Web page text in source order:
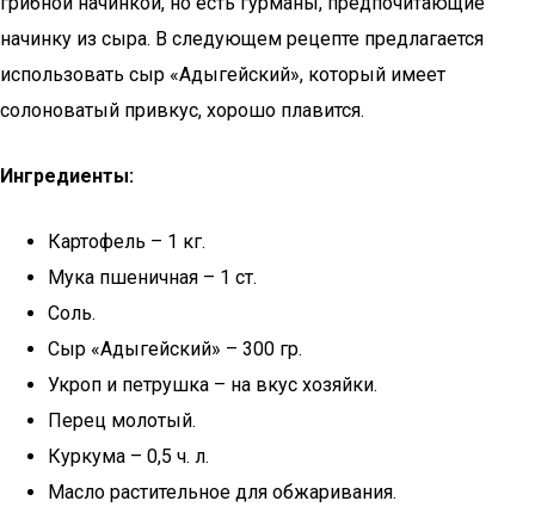
начинку из сыра. В следующем рецепте предлагается
использовать сыр «Адыгейский», который имеет
солоноватый привкус, хорошо плавится.
Ингредиенты:
Картофель – 1 кг.
Мука пшеничная – 1 ст.
Соль.
Сыр «Адыгейский» – 300 гр.
Укроп и петрушка – на вкус хозяйки.
Перец молотый.
Куркума – 0,5 ч. л.
Масло растительное для обжаривания.